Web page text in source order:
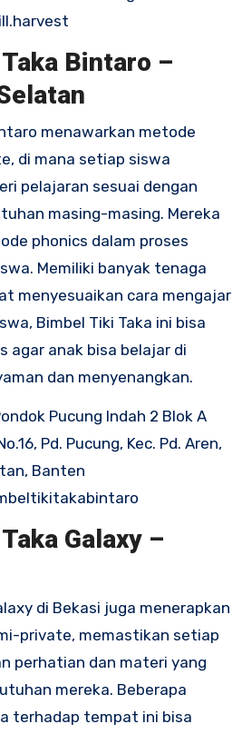
Bintaro –
menawarkan metode
di mana setiap siswa
pelajaran sesuai dengan
masing-masing. Mereka
phonics dalam proses
Memiliki banyak tenaga
menyesuaikan cara mengajar
Bimbel Tiki Taka ini bisa
agar anak bisa belajar di
dan menyenangkan.
Pucung Indah 2 Blok A
Pd. Pucung, Kec. Pd. Aren,
Banten
Galaxy –
di Bekasi juga menerapkan
private, memastikan setiap
perhatian dan materi yang
mereka. Beberapa
terhadap tempat ini bisa